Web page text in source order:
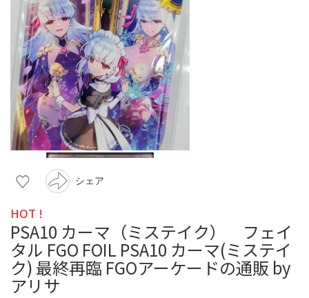
シェア
HOT !
PSA10 カーマ（ミステイク） フェイ
タル FGO FOIL PSA10 カーマ(ミステイ
ク) 最終再臨 FGOアーケードの通販 by
アリサ